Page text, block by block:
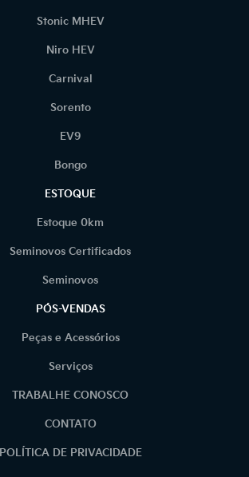
Stonic MHEV
Niro HEV
Carnival
Sorento
EV9
Bongo
ESTOQUE
Estoque 0km
Seminovos Certificados
Seminovos
PÓS-VENDAS
Peças e Acessórios
Serviços
TRABALHE CONOSCO
CONTATO
POLÍTICA DE PRIVACIDADE